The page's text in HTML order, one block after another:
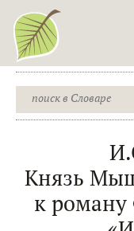
Князь
к роману